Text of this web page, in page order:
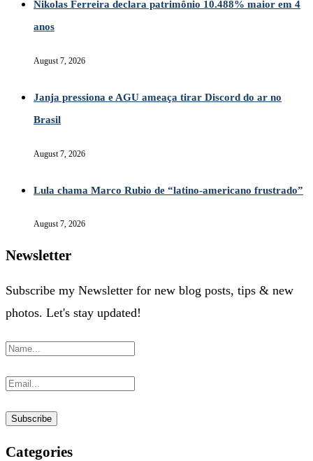
Nikolas Ferreira declara patrimônio 10.488% maior em 4
anos
August 7, 2026
Janja pressiona e AGU ameaça tirar Discord do ar no
Brasil
August 7, 2026
Lula chama Marco Rubio de “latino-americano frustrado”
August 7, 2026
Newsletter
Subscribe my Newsletter for new blog posts, tips & new
photos. Let's stay updated!
Categories